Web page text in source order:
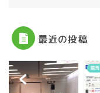
最近の投稿
競馬